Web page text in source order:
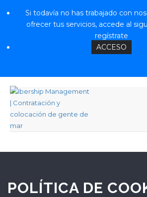
Si todavía no has trabajado con
ofrecer tus servicios, accede al
regístrate
ACCESO
POLÍTICA DE